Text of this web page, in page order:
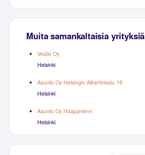
Muita samankaltaisia yrityksiä
Vestio Oy
Helsinki
Asunto Oy Helsingin Albertinkatu 19
Helsinki
Asunto Oy Haapaniemi
Helsinki